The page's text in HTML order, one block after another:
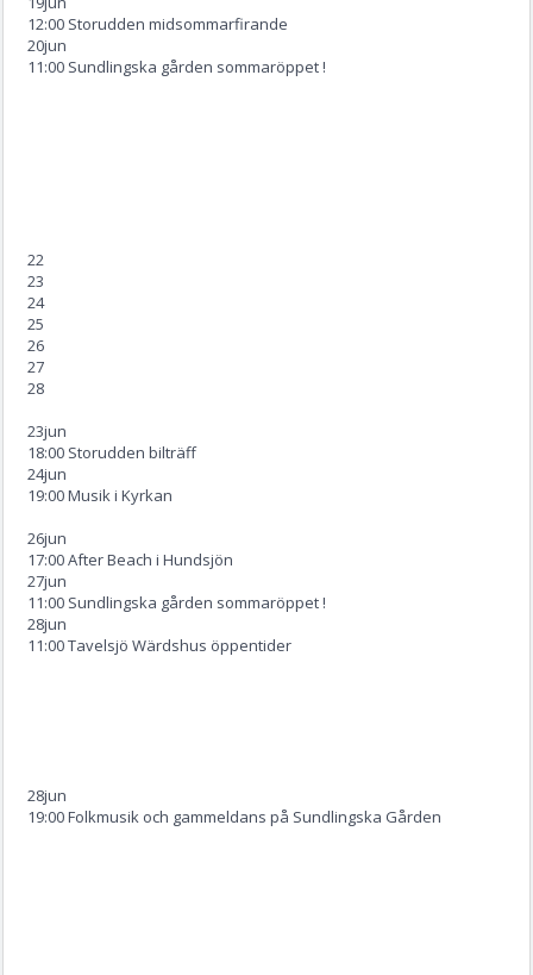
12:00 Storudden midsommarfirande
20jun
11:00 Sundlingska gården sommaröppet !
22
23
24
25
26
27
28
23jun
18:00 Storudden bilträff
24jun
19:00 Musik i Kyrkan
26jun
17:00 After Beach i Hundsjön
27jun
11:00 Sundlingska gården sommaröppet !
28jun
11:00 Tavelsjö Wärdshus öppentider
28jun
19:00 Folkmusik och gammeldans på Sundlingska Gården